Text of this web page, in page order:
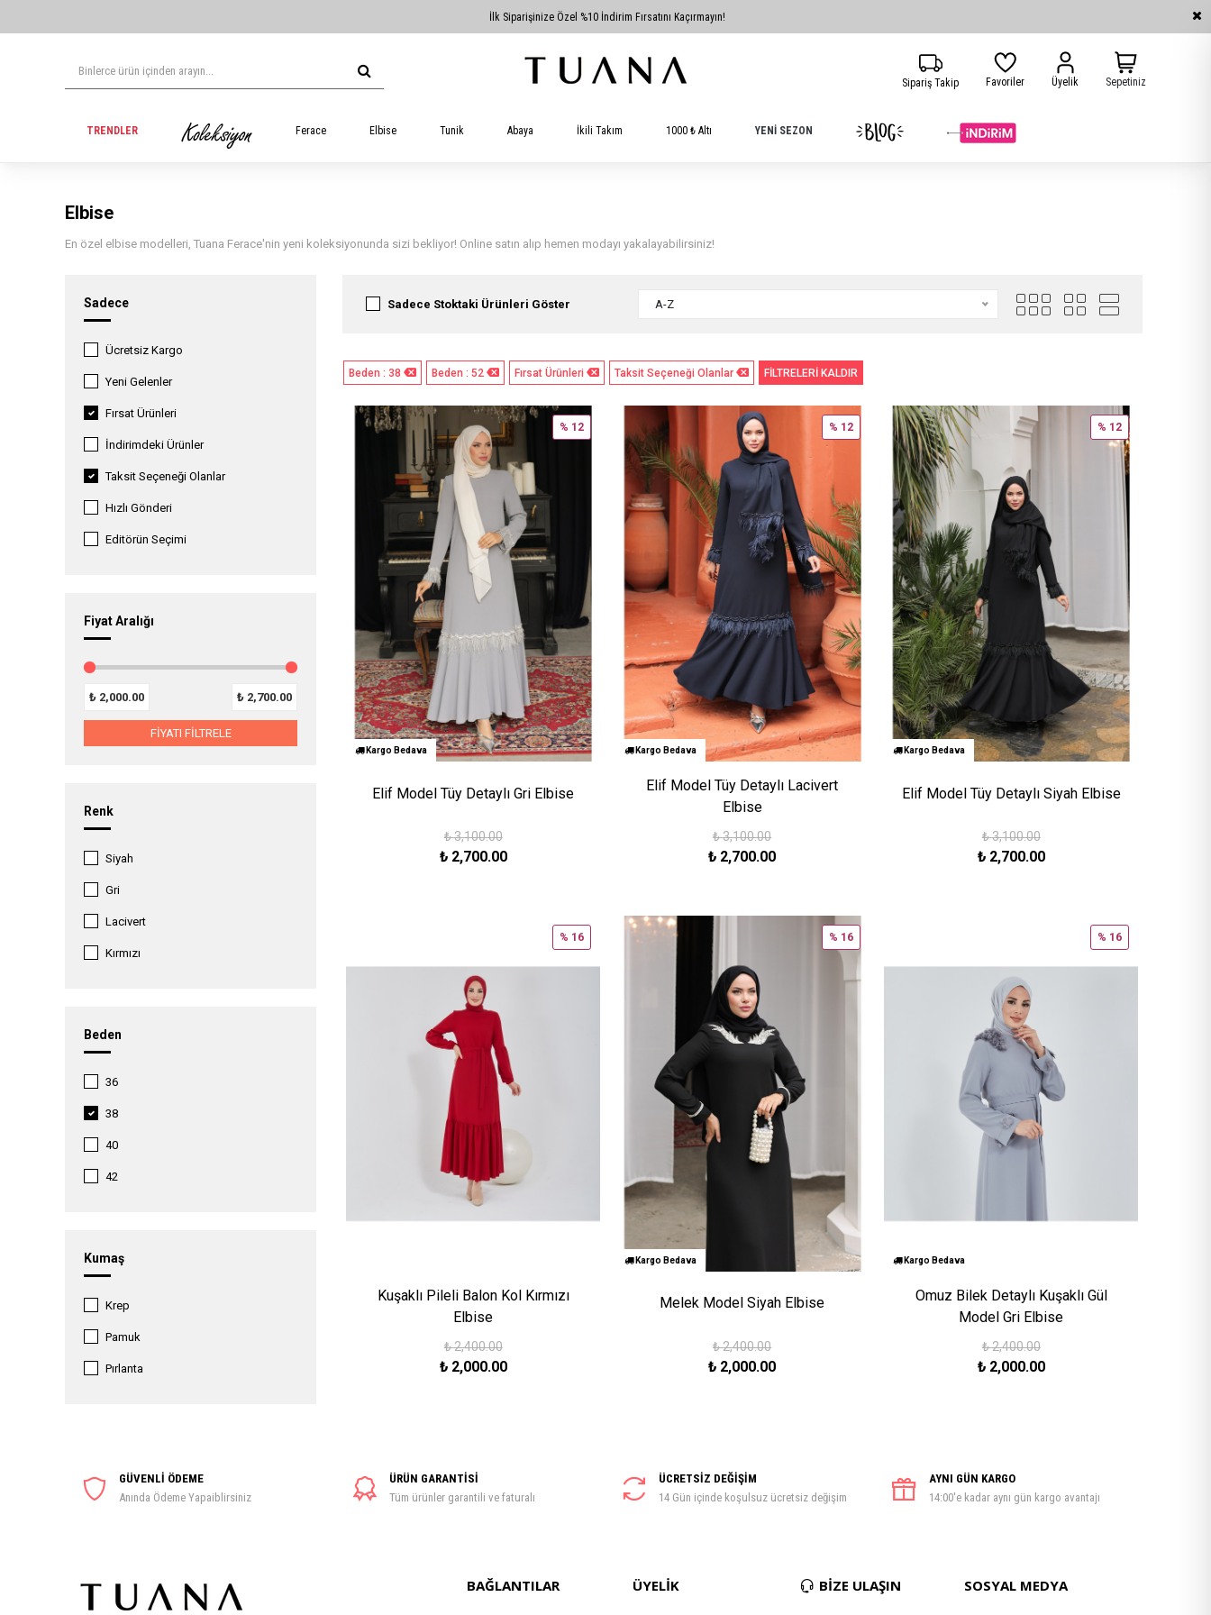
İlk Siparişinize Özel %10 İndirim Fırsatını Kaçırmayın!
Sipariş Takip Favoriler Üyelik Sepetiniz
TRENDLER Ferace Elbise Tunik Abaya İkili Takım 1000 ₺ Altı YENİ SEZON
Elbise
En özel elbise modelleri, Tuana Ferace'nin yeni koleksiyonunda sizi bekliyor! Online satın alıp hemen modayı yakalayabilirsiniz!
Sadece
Ücretsiz Kargo
Yeni Gelenler
Fırsat Ürünleri
İndirimdeki Ürünler
Taksit Seçeneği Olanlar
Hızlı Gönderi
Editörün Seçimi
Fiyat Aralığı
₺ 2,000.00 ₺ 2,700.00
FİYATI FİLTRELE
Renk
Siyah
Gri
Lacivert
Kırmızı
Beden
36
38
40
42
48
50
52
54
Kumaş
Krep
Pamuk
Pırlanta
Sadece Stoktaki Ürünleri Göster A-Z
Beden : 38 Beden : 52 Fırsat Ürünleri Taksit Seçeneği Olanlar FİLTRELERİ KALDIR
Kargo Bedava
Elif Model Tüy Detaylı Gri Elbise
₺3,100.00
₺ 2,700.00
% 12
Kargo Bedava
Elif Model Tüy Detaylı Lacivert
Elbise
₺3,100.00
₺ 2,700.00
% 12
Kargo Bedava
Elif Model Tüy Detaylı Siyah Elbise
₺3,100.00
₺ 2,700.00
% 12
Kuşaklı Pileli Balon Kol Kırmızı
Elbise
₺2,400.00
₺ 2,000.00
% 16
Kargo Bedava
Melek Model Siyah Elbise
₺2,400.00
₺ 2,000.00
% 16
Kargo Bedava
Omuz Bilek Detaylı Kuşaklı Gül
Model Gri Elbise
₺2,400.00
₺ 2,000.00
% 16
GÜVENLİ ÖDEME
Anında Ödeme Yapaiblirsiniz
ÜRÜN GARANTİSİ
Tüm ürünler garantili ve faturalı
ÜCRETSİZ DEĞİŞİM
14 Gün içinde koşulsuz ücretsiz değişim
AYNI GÜN KARGO
14:00'e kadar aynı gün kargo avantajı
BAĞLANTILAR ÜYELİK BİZE ULAŞIN SOSYAL MEDYA